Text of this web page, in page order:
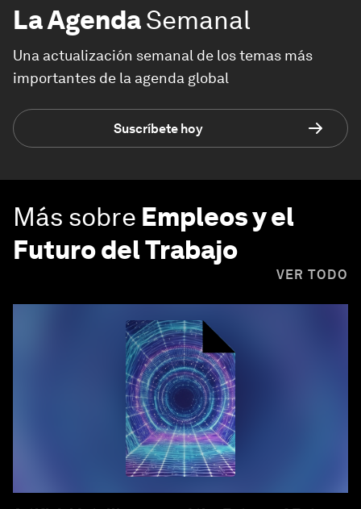
La AgendaSemanal
Una actualización semanal de los temas más
importantes de la agenda global
Suscríbete hoy
Más sobre Empleos y el
Futuro del Trabajo
VER TODO